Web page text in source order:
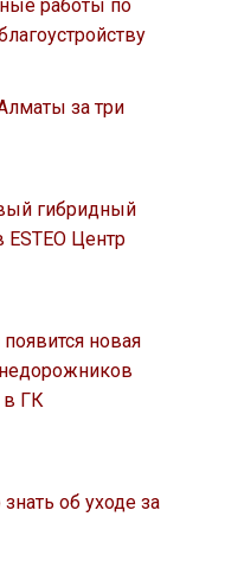
работы по
за три
гибридный
Центр
новая
в ГК
об уходе за